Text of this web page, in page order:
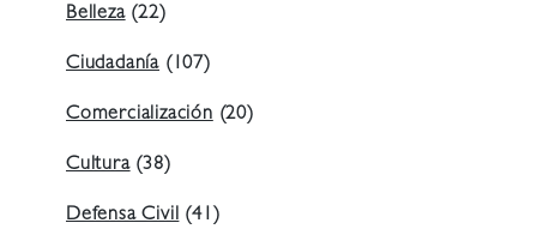
Belleza(22)
Ciudadanía (107)
Comercialización (20)
Cultura(38)
Defensa Civil (41)